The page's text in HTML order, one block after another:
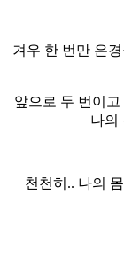
겨우 한 번만 은
앞으로 두 번이
나의
천천히.. 나의